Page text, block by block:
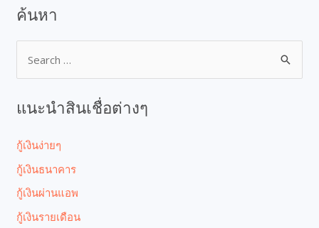
ค้นหา
แนะนำสินเชื่อต่างๆ
กู้เงินง่ายๆ
กู้เงินธนาคาร
กู้เงินผ่านแอพ
กู้เงินรายเดือน